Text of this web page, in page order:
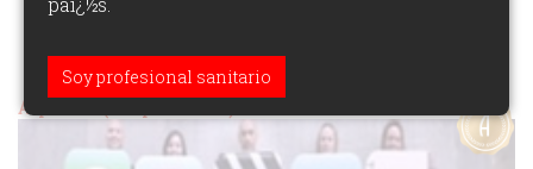
Aspid Oro (autopublicidad)
Soy profesional sanitario